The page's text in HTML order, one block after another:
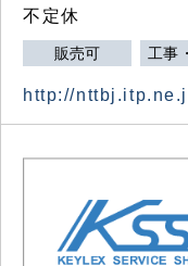
不定休
販売可 工事
http://